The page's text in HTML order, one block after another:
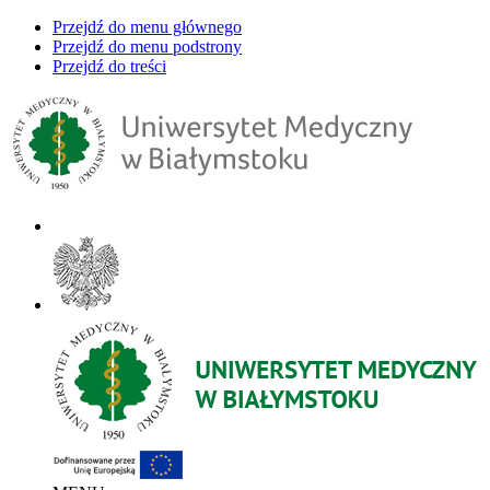
Przejdź do menu głównego
Przejdź do menu podstrony
Przejdź do treści